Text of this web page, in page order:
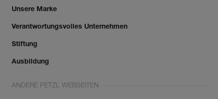
Unsere Marke
Verantwortungsvolles Unternehmen
Stiftung
Ausbildung
ANDERE PETZL WEBSEITEN